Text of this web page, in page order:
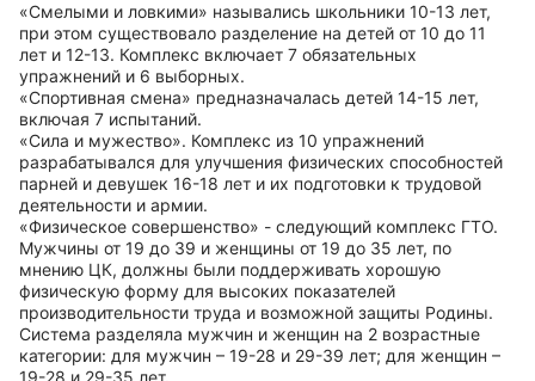
«Смелыми и ловкими» назывались школьники 10-13 лет,
при этом существовало разделение на детей от 10 до 11
лет и 12-13. Комплекс включает 7 обязательных
упражнений и 6 выборных.
«Спортивная смена» предназначалась детей 14-15 лет,
включая 7 испытаний.
«Сила и мужество». Комплекс из 10 упражнений
разрабатывался для улучшения физических способностей
парней и девушек 16-18 лет и их подготовки к трудовой
деятельности и армии.
«Физическое совершенство» - следующий комплекс ГТО.
Мужчины от 19 до 39 и женщины от 19 до 35 лет, по
мнению ЦК, должны были поддерживать хорошую
физическую форму для высоких показателей
производительности труда и возможной защиты Родины.
Система разделяла мужчин и женщин на 2 возрастные
категории: для мужчин – 19-28 и 29-39 лет; для женщин –
19-28 и 29-35 лет.